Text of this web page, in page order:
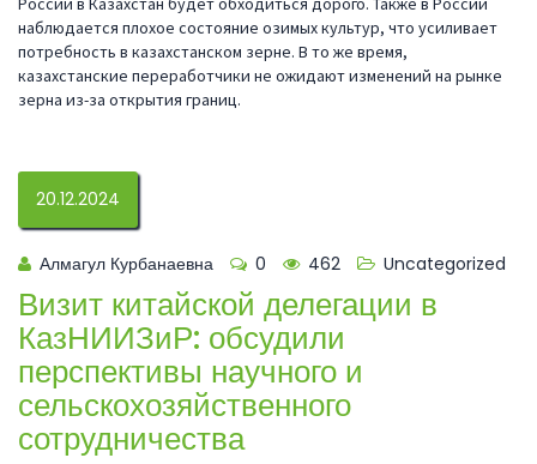
наблюдается плохое состояние озимых культур, что усиливает
потребность в казахстанском зерне. В то же время,
казахстанские переработчики не ожидают изменений на рынке
зерна из-за открытия границ.
20.12.2024
Алмагул Курбанаевна 0 462 Uncategorized
Визит китайской делегации в
КазНИИЗиР: обсудили
перспективы научного и
сельскохозяйственного
сотрудничества